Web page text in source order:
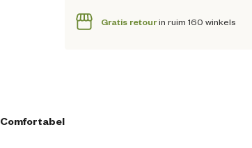
Comfortabel
Gratis retourin ruim 160 winkels